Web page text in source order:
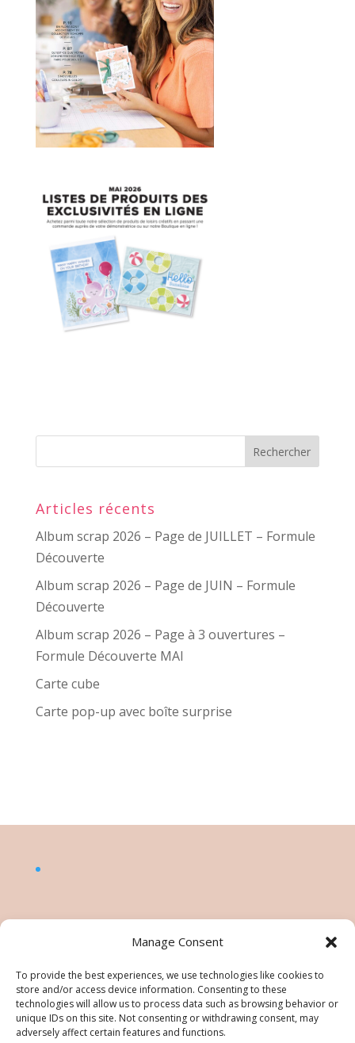
Manage Consent
To provide the best experiences, we use technologies like cookies to
store and/or access device information. Consenting to these
technologies will allow us to process data such as browsing behavior or
unique IDs on this site. Not consenting or withdrawing consent, may
adversely affect certain features and functions.
Articles récents
Album scrap 2026 – Page de JUILLET – Formule
Découverte
Album scrap 2026 – Page de JUIN – Formule
Découverte
Album scrap 2026 – Page à 3 ouvertures –
Formule Découverte MAI
Carte cube
Carte pop-up avec boîte surprise